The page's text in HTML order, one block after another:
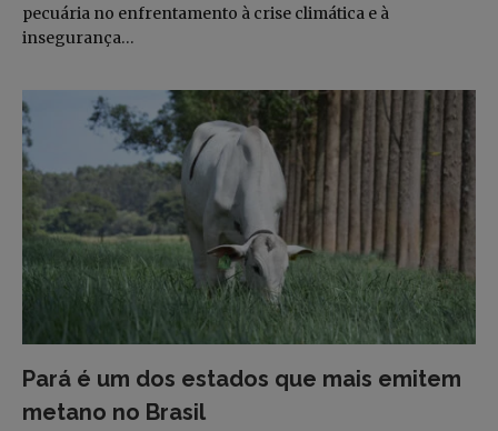
pecuária no enfrentamento à crise climática e à
insegurança…
Pará é um dos estados que mais emitem
metano no Brasil